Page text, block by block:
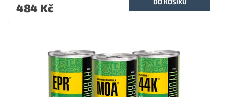
484 Kč